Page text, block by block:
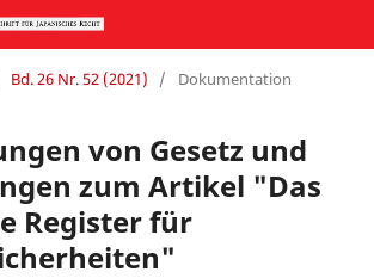
Bd. 26 Nr. 52 (2021) / Dokumentation
von Gesetz und
zum Artikel "Das
Register für